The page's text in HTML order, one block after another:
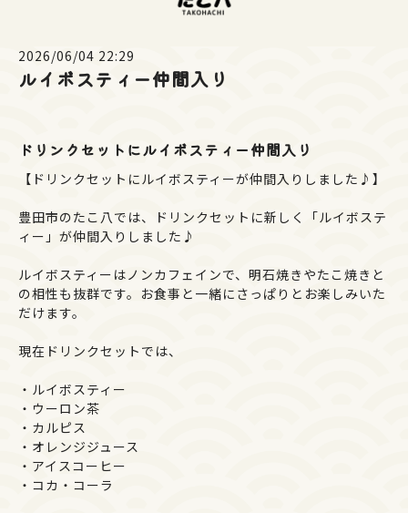
2026/06/04 22:29
ルイボスティー仲間入り
ドリンクセットにルイボスティー仲間入り
【ドリンクセットにルイボスティーが仲間入りしました♪】
豊田市のたこ八では、ドリンクセットに新しく「ルイボステ
ィー」が仲間入りしました♪
ルイボスティーはノンカフェインで、明石焼きやたこ焼きと
の相性も抜群です。お食事と一緒にさっぱりとお楽しみいた
だけます。
現在ドリンクセットでは、
・ルイボスティー
・ウーロン茶
・カルピス
・オレンジジュース
・アイスコーヒー
・コカ・コーラ